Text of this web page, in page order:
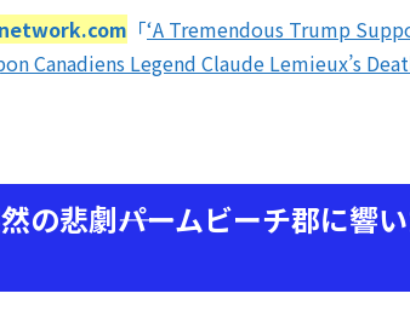
「‘A Tremendous Trump
Canadiens Legend Claude Lemieux’s
の悲劇――パームビーチ郡に響